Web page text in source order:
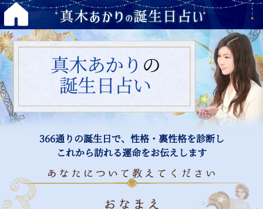
真木あかり の
誕生日占い
366通りの誕生日で、性格・裏性格を診断し
これから訪れる運命をお伝えします